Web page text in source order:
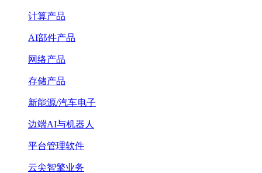
计算产品
AI部件产品
网络产品
存储产品
新能源/汽车电子
边端AI与机器人
平台管理软件
云尖智擎业务